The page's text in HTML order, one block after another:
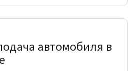
автомобиля в